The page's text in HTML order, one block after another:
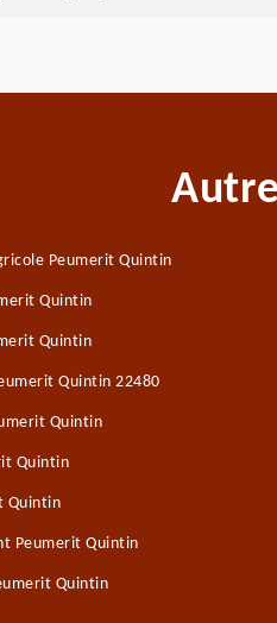
Peumerit Quintin
Quintin
Quintin
Quintin 22480
Quintin
Quintin
Quintin
Peumerit Quintin
Quintin